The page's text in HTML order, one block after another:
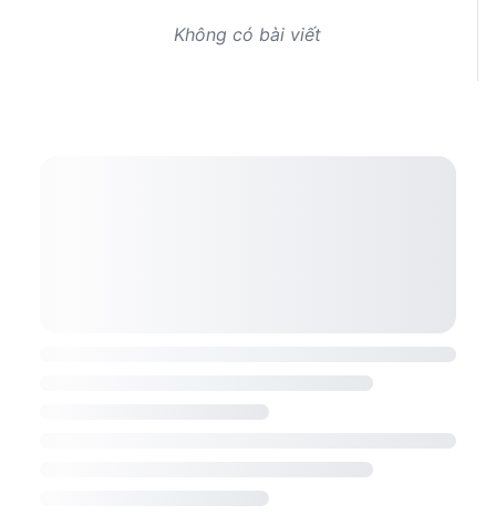
Không có bài viết